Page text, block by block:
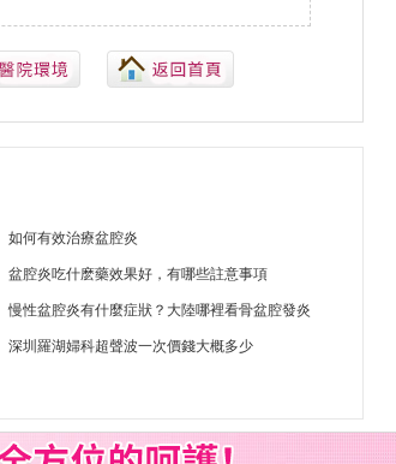
如何有效治療盆腔炎
盆腔炎吃什麽藥效果好，有哪些註意事項
慢性盆腔炎有什麼症狀？大陸哪裡看骨盆腔發炎
深圳羅湖婦科超聲波一次價錢大概多少